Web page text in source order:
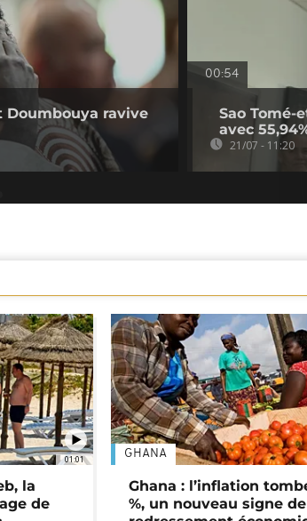
Doumbouya ravive
00:54
Sao Tomé-
avec
21/07 - 11:20
01:01
la
de
GHANA
Ghana : l’inflation
%, un nouveau signe de